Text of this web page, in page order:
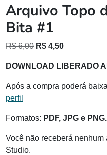
Arquivo Topo
Bita #1
R$6,00 O
original
R$ 4,50O
atual
DOWNLOAD LIBERADO
Após a compra poderá
perfil
Formatos: PDF, JPG e PNG.
Você não receberá
Studio.